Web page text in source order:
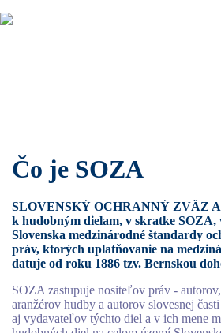
Čo je SOZA
SLOVENSKÝ OCHRANNÝ ZVÄZ
k hudobným dielam, v skratke SOZA,
Slovenska medzinárodné štandardy
práv, ktorých uplatňovanie na
datuje od roku 1886 tzv. Bernskou
SOZA zastupuje nositeľov práv -
aranžérov hudby a autorov slovesnej
aj vydavateľov týchto diel a v ich mene